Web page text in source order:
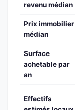
revenu médian
Prix immobilier
médian
Surface
achetable par
an
Effectifs